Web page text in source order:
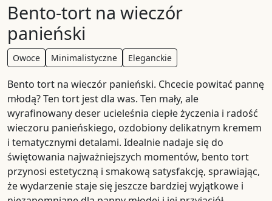
Bento-tort na wieczór
panieński
Owoce Minimalistyczne Eleganckie
Bento tort na wieczór panieński. Chcecie powitać pannę
młodą? Ten tort jest dla was. Ten mały, ale
wyrafinowany deser ucieleśnia ciepłe życzenia i radość
wieczoru panieńskiego, ozdobiony delikatnym kremem
i tematycznymi detalami. Idealnie nadaje się do
świętowania najważniejszych momentów, bento tort
przynosi estetyczną i smakową satysfakcję, sprawiając,
że wydarzenie staje się jeszcze bardziej wyjątkowe i